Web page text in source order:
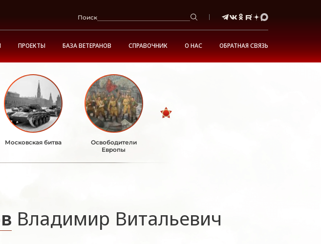
Поиск
ПРОЕКТЫ БАЗА ВЕТЕРАНОВ СПРАВОЧНИК О НАС ОБРАТНАЯ СВЯЗЬ
Московская битва
Освободители
Европы
Владимир Витальевич